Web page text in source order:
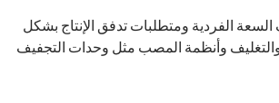
السعة الفردية ومتطلبات تدفق الإنتاج بشكل
والتغليف وأنظمة المصب مثل وحدات التجفيف